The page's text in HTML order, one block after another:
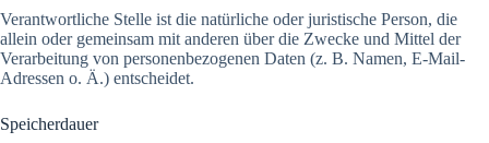
Verantwortliche Stelle ist die natürliche oder juristische Person, die
allein oder gemeinsam mit anderen über die Zwecke und Mittel der
Verarbeitung von personenbezogenen Daten (z. B. Namen, E-Mail-
Adressen o. Ä.) entscheidet.
Speicherdauer